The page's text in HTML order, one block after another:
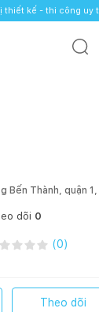
thiết kế - thi công uy
thiết kế - thi công uy
Bến Thành, quận 1,
dõi 0
(0)
Theo dõi